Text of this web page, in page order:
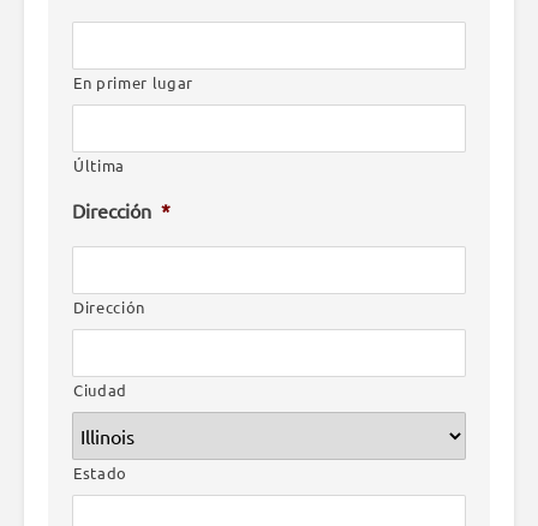
En primer lugar
Última
Dirección *
Dirección
Ciudad
Estado